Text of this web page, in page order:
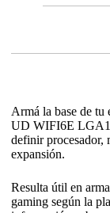
Armá la base de
UD WIFI6E
definir procesador,
expansión.
Resulta útil en
gaming según la